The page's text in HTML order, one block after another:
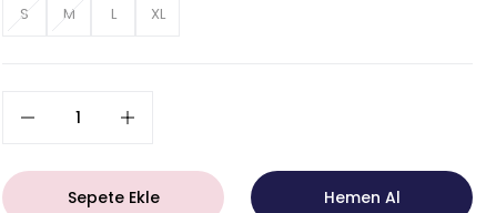
S M L XL
Sepete Ekle Hemen Al